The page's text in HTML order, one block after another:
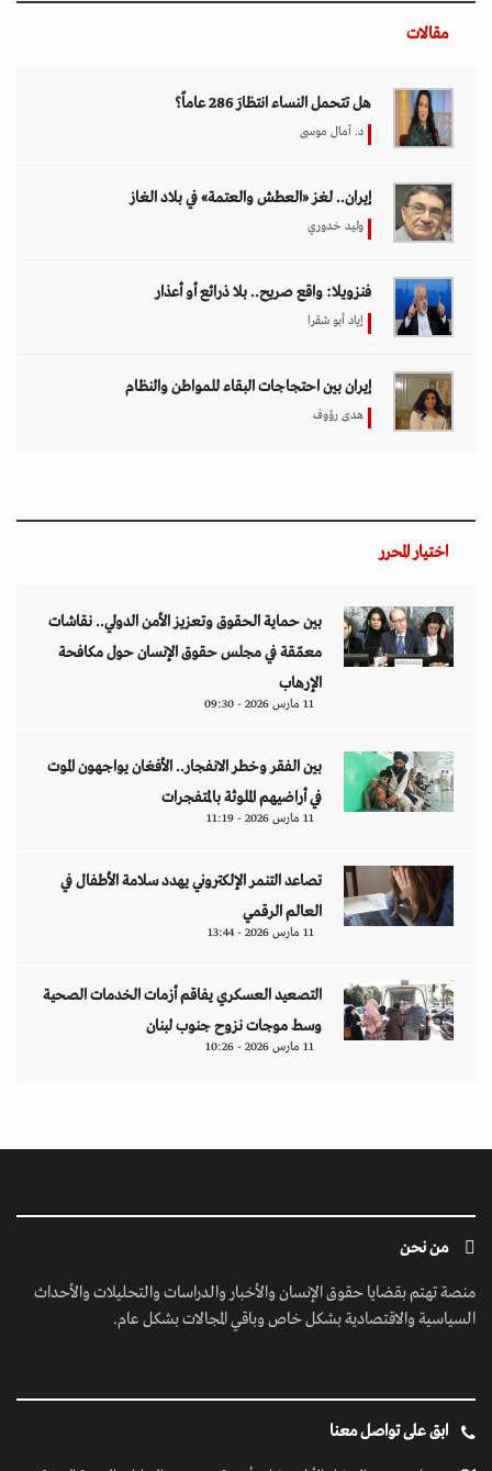
مقالات
هل تتحمل النساء انتظارَ 286 عاماً؟
د. آمال موسى
إيران.. لغز «العطش والعتمة» في بلاد الغاز
وليد خدوري
فنزويلا: واقع صريح.. بلا ذرائع أو أعذار
إياد أبو شقرا
إيران بين احتجاجات البقاء للمواطن والنظام
هدى رؤوف
اختيار المحرر
بين حماية الحقوق وتعزيز الأمن الدولي.. نقاشات
معمّقة في مجلس حقوق الإنسان حول مكافحة
الإرهاب
11 مارس 2026 - 09:30
بين الفقر وخطر الانفجار.. الأفغان يواجهون الموت
في أراضيهم الملوثة بالمتفجرات
11 مارس 2026 - 11:19
تصاعد التنمر الإلكتروني يهدد سلامة الأطفال في
العالم الرقمي
11 مارس 2026 - 13:44
التصعيد العسكري يفاقم أزمات الخدمات الصحية
وسط موجات نزوح جنوب لبنان
11 مارس 2026 - 10:26
من نحن
منصة تهتم بقضايا حقوق الإنسان والأخبار والدراسات والتحليلات والأحداث
السياسية والاقتصادية بشكل خاص وباقي المجالات بشكل عام.
ابق على تواصل معنا